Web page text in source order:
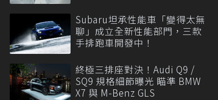
Subaru坦承性能車「變得太無
聊」成立全新性能部門，三款
手排跑車開發中！
終極三排座對決！Audi Q9 /
SQ9 規格細節曝光 瞄準 BMW
X7 與 M-Benz GLS